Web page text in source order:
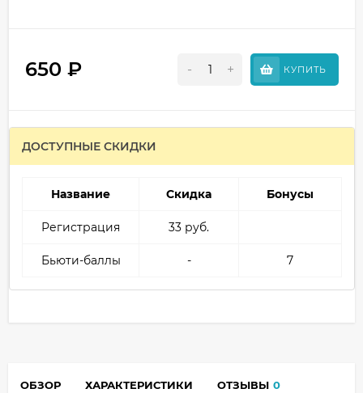
650 ₽ - + КУПИТЬ
ДОСТУПНЫЕ СКИДКИ
Название Скидка Бонусы
Регистрация 33 руб.
Бьюти-баллы - 7
ОБЗОР ХАРАКТЕРИСТИКИ ОТЗЫВЫ 0